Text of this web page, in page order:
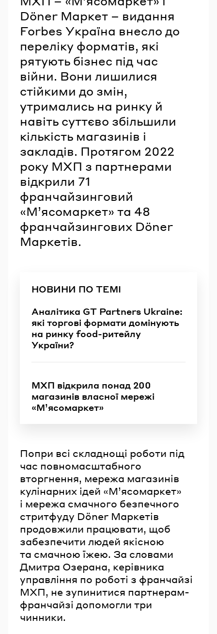
Döner Маркет – видання
Forbes Україна внесло до
переліку форматів, які
рятують бізнес під час
війни. Вони лишилися
стійкими до змін,
утримались на ринку й
навіть суттєво збільшили
кількість магазинів і
закладів. Протягом 2022
року МХП з партнерами
відкрили 71
франчайзинговий
«М’ясомаркет» та 48
франчайзингових Döner
Маркетів.
НОВИНИ ПО ТЕМІ
Аналітика GT Partners Ukraine:
які торгові формати домінують
на ринку food-ритейлу
України?
МХП відкрила понад 200
магазинів власної мережі
«М’ясомаркет»
Попри всі складнощі роботи під
час повномасштабного
вторгнення, мережа магазинів
кулінарних ідей «М’ясомаркет»
і мережа смачного безпечного
стритфуду Döner Маркетів
продовжили працювати, щоб
забезпечити людей якісною
та смачною їжею. За словами
Дмитра Озерана, керівника
управління по роботі з франчайзі
МХП, не зупинитися партнерам-
франчайзі допомогли три
чинники.